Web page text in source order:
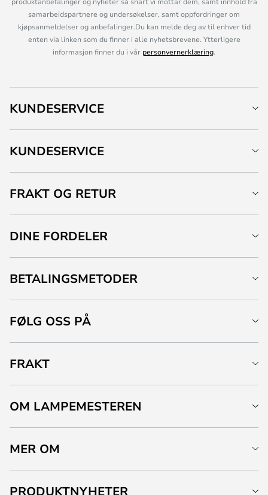
samarbeidspartnere og undersøkelser, samt oppfordringer om
kjøpsanmeldelser og anbefalinger.Du kan melde deg av til enhver tid
enten via linken som du finner i alle nyhetsbrevene. Ytterligere
informasjon finner du i vår personvernerklæring.
KUNDESERVICE
KUNDESERVICE
FRAKT OG RETUR
DINE FORDELER
BETALINGSMETODER
FØLG OSS PÅ
FRAKT
OM LAMPEMESTEREN
MER OM
PRODUKTNYHETER